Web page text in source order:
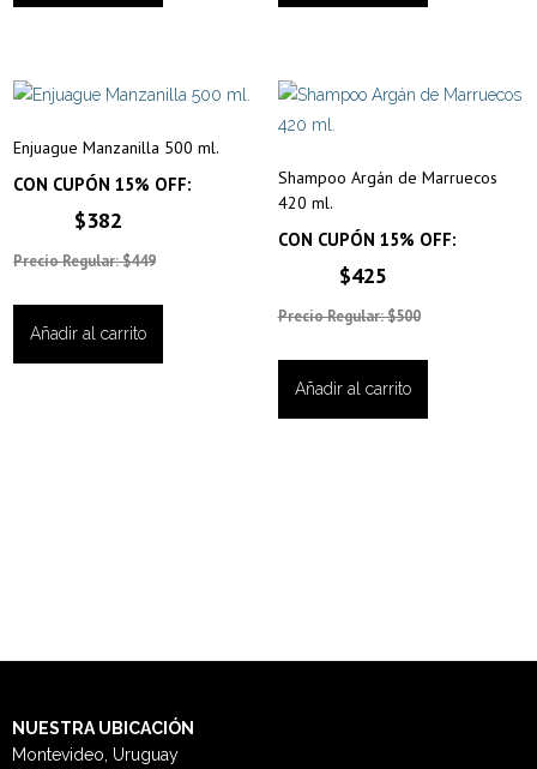
Enjuague Manzanilla 500 ml.
CON CUPÓN 15% OFF:
$382
Precio Regular: $449
Añadir al carrito
Shampoo Argán de Marruecos
420 ml.
CON CUPÓN 15% OFF:
$425
Precio Regular: $500
Añadir al carrito
NUESTRAUBICACIÓN
Montevideo, Uruguay